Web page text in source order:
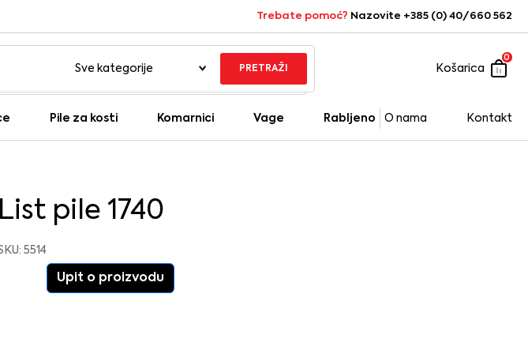
Trebate pomoć? Nazovite +385 (0) 40/660 562
PRETRAŽI Košarica
0
Pile za kosti Komarnici Vage Rabljeno O nama Kontakt
List pile 1740
5514
Upit o proizvodu